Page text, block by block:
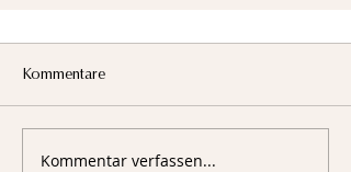
Kommentare
Kommentar verfassen...